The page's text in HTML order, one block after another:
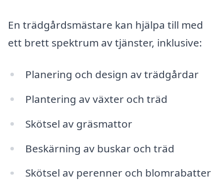
En trädgårdsmästare kan hjälpa till med
ett brett spektrum av tjänster, inklusive:
Planering och design av trädgårdar
Plantering av växter och träd
Skötsel av gräsmattor
Beskärning av buskar och träd
Skötsel av perenner och blomrabatter